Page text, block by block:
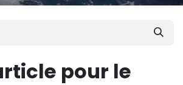
pour le